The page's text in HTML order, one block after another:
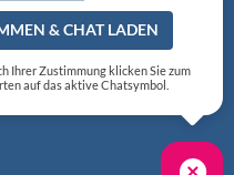
& CHAT LADEN
Ihrer Zustimmung klicken Sie zum
auf das aktive Chatsymbol.